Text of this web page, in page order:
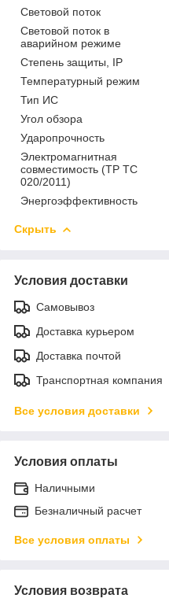
Световой поток
Световой поток в
аварийном режиме
Степень защиты, IP
Температурный режим
Тип ИС
Угол обзора
Ударопрочность
Электромагнитная
совместимость (ТР ТС
020/2011)
Энергоэффективность
Скрыть
Условия доставки
Самовывоз
Доставка курьером
Доставка почтой
Транспортная компания
Все условия доставки
Условия оплаты
Наличными
Безналичный расчет
Все условия оплаты
Условия возврата